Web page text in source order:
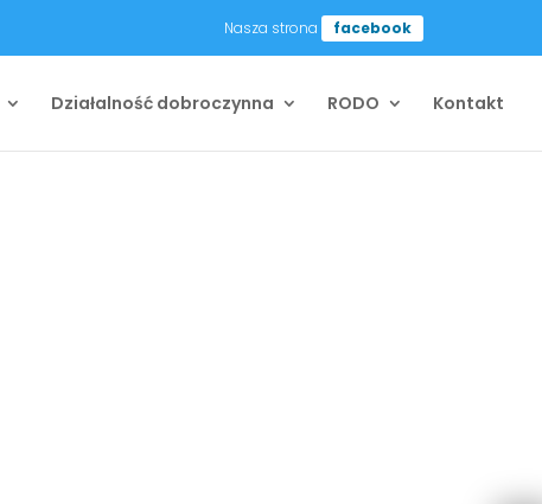
Nasza strona facebook
Działalność dobroczynna RODO Kontakt